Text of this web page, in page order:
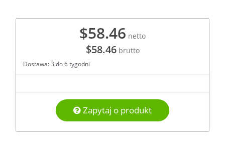
$58.46 netto
$58.46brutto
Dostawa: 3 do 6 tygodni
Zapytaj o produkt